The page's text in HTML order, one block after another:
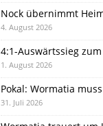
Nock übernimmt
4. August 2026
4:1-Auswärtssieg
1. August 2026
Pokal: Wormatia
31. Juli 2026